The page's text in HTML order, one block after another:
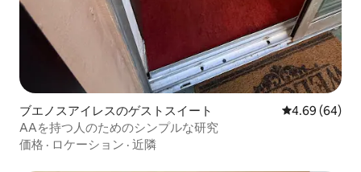
ブエノスアイレスのゲストスイート レビュー64件
4.69 (64)
AAを持つ人のためのシンプルな研究
価格 · ロケーション · 近隣